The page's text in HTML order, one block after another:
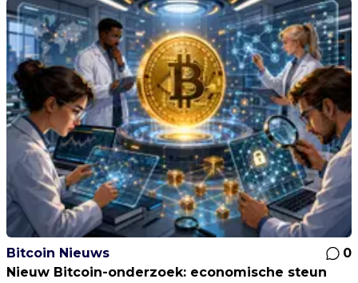
Bitcoin Nieuws
0
Nieuw Bitcoin-onderzoek: economische steun